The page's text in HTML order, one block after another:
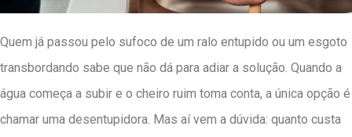
Quem já passou pelo sufoco de um ralo entupido ou um esgoto
transbordando sabe que não dá para adiar a solução. Quando a
água começa a subir e o cheiro ruim toma conta, a única opção é
chamar uma desentupidora. Mas aí vem a dúvida: quanto custa